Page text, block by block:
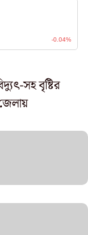
সহ বৃষ্টির